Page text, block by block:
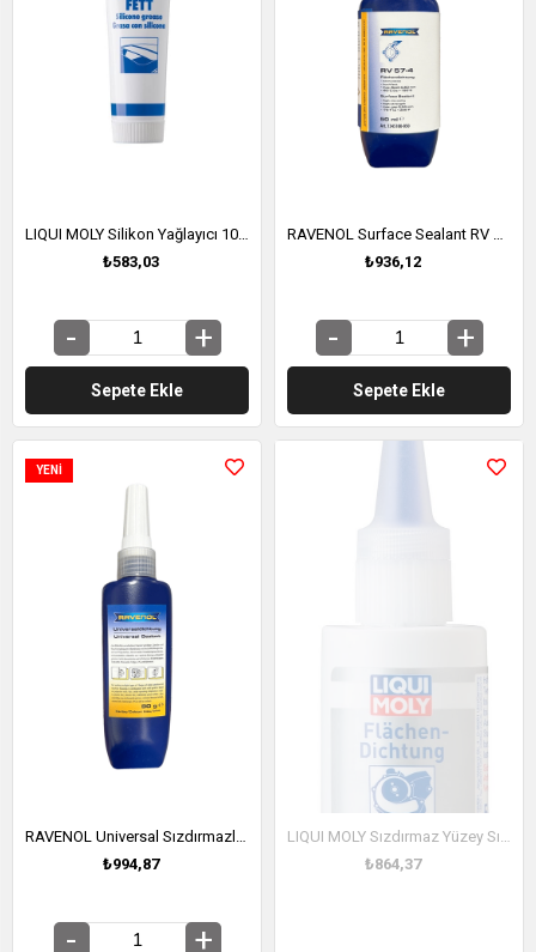
LIQUI MOLY Silikon Yağlayıcı 100 ml (3312)
₺583,03
Sepete Ekle
RAVENOL Surface Sealant RV 57-4 0.50 ML (1345100-050)
₺936,12
Sepete Ekle
₺994,87
YENI
₺864,37